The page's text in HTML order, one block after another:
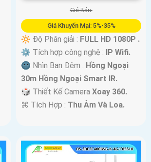
Giá Bán:
Giá Khuyến Mại: 5%-35%
🔆 Độ Phân giải : FULL HD 1080P .
⚙ Tích hợp công nghệ : IP Wifi.
🌚 Nhìn Ban Đêm : Hồng Ngoại
30m Hồng Ngoại Smart IR.
🎲 Thiết Kế CameraXoay 360.
️⌘ Tích Hợp : Thu Âm Và Loa.